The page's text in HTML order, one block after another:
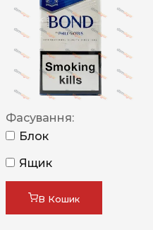
Фасування:
Блок
Ящик
В Кошик